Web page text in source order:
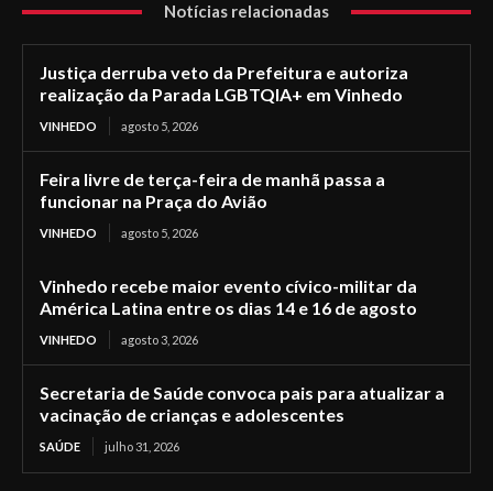
Notícias relacionadas
Justiça derruba veto da Prefeitura e autoriza
realização da Parada LGBTQIA+ em Vinhedo
VINHEDO agosto 5, 2026
Feira livre de terça-feira de manhã passa a
funcionar na Praça do Avião
VINHEDO agosto 5, 2026
Vinhedo recebe maior evento cívico-militar da
América Latina entre os dias 14 e 16 de agosto
VINHEDO agosto 3, 2026
Secretaria de Saúde convoca pais para atualizar a
vacinação de crianças e adolescentes
SAÚDE julho 31, 2026